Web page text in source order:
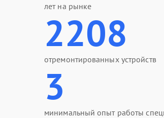
лет на рынке
2208
отремонтированных устройств
3
минимальный опыт работы